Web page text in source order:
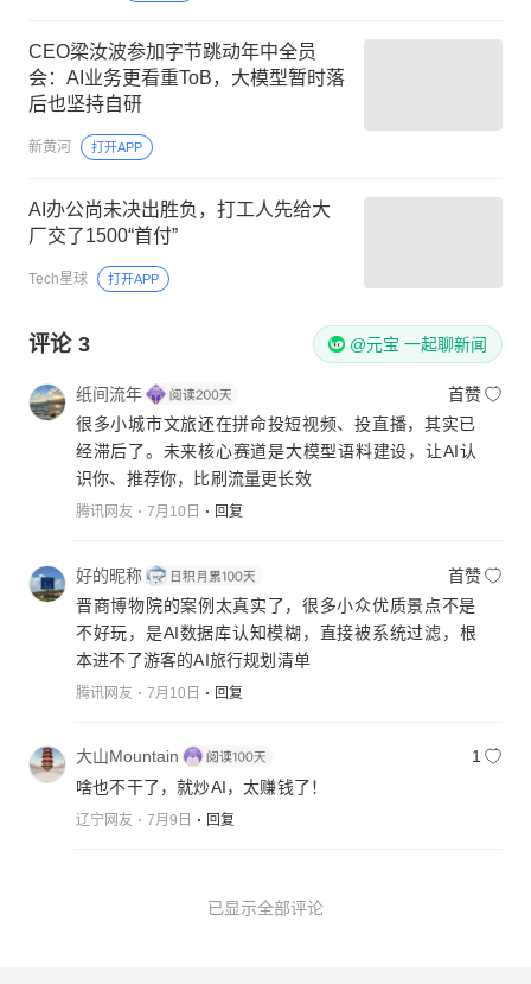
CEO梁汝波参加字节跳动年中全员
会：AI业务更看重ToB，大模型暂时落
后也坚持自研
新黄河 打开APP
AI办公尚未决出胜负，打工人先给大
厂交了1500“首付”
Tech星球 打开APP
评论 3 @元宝 一起聊新闻
纸间流年
首赞
很多小城市文旅还在拼命投短视频、投直播，其实已
经滞后了。未来核心赛道是大模型语料建设，让AI认
识你、推荐你，比刷流量更长效
腾讯网友 7月10日 回复
好的昵称
首赞
晋商博物院的案例太真实了，很多小众优质景点不是
不好玩，是AI数据库认知模糊，直接被系统过滤，根
本进不了游客的AI旅行规划清单
腾讯网友 7月10日 回复
大山Mountain
1
啥也不干了，就炒AI，太赚钱了！
辽宁网友 7月9日 回复
已显示全部评论